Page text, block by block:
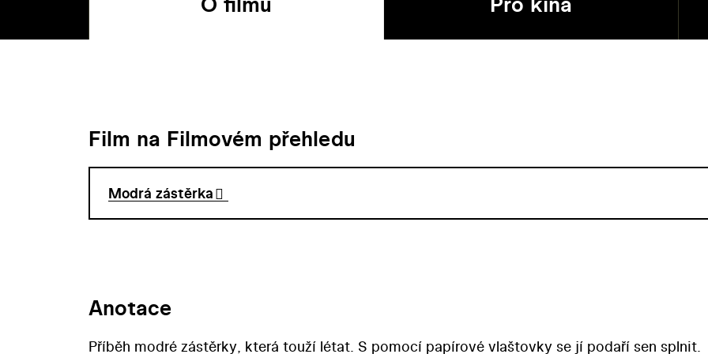
Film na Filmovém přehledu
Modrá zástěrka
Anotace
Příběh modré zástěrky, která touží létat. S pomocí papírové vlaštovky se jí podaří sen splnit.